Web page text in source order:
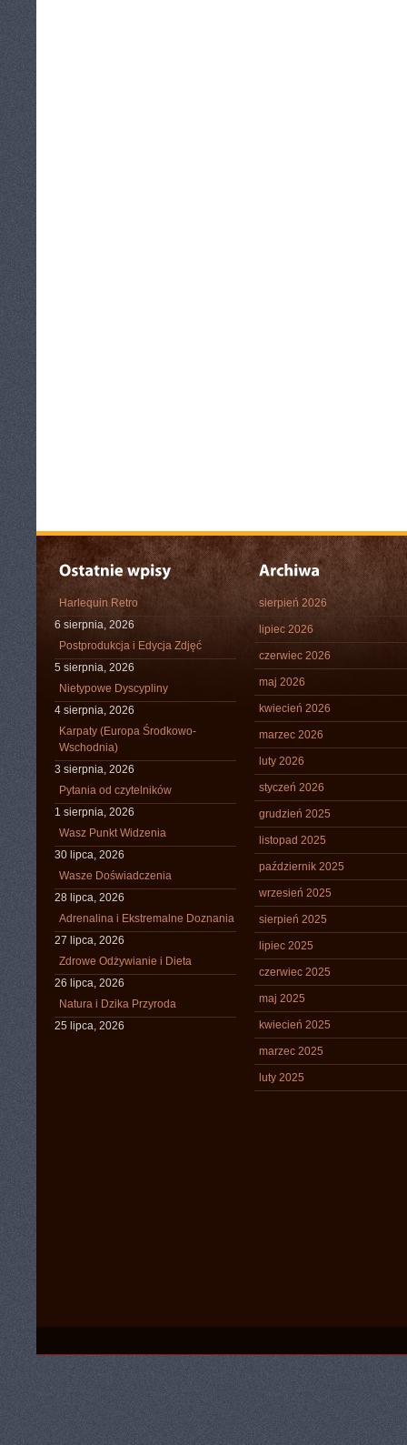
Harlequin Retro
6 sierpnia, 2026
Postprodukcja i Edycja Zdjęć
5 sierpnia, 2026
Nietypowe Dyscypliny
4 sierpnia, 2026
Karpaty (Europa Środkowo-
Wschodnia)
3 sierpnia, 2026
Pytania od czytelników
1 sierpnia, 2026
Wasz Punkt Widzenia
30 lipca, 2026
Wasze Doświadczenia
28 lipca, 2026
Adrenalina i Ekstremalne Doznania
27 lipca, 2026
Zdrowe Odżywianie i Dieta
26 lipca, 2026
Natura i Dzika Przyroda
25 lipca, 2026
sierpień 2026
lipiec 2026
czerwiec 2026
maj 2026
kwiecień 2026
marzec 2026
luty 2026
styczeń 2026
grudzień 2025
listopad 2025
październik 2025
wrzesień 2025
sierpień 2025
lipiec 2025
czerwiec 2025
maj 2025
kwiecień 2025
marzec 2025
luty 2025